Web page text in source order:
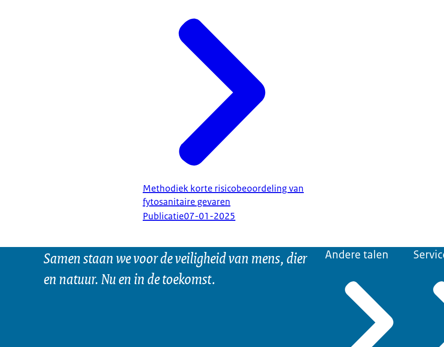
Methodiek korte risicobeoordeling van
fytosanitaire gevaren
Publicatie07-01-2025
Samen staan we voor de veiligheid van mens, dier
en natuur. Nu en in de toekomst.
Andere talen